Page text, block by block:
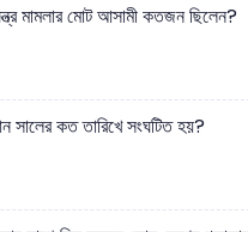
মামলার মোট আসামী কতজন ছিলেন?
সালের কত তারিখে সংঘটিত হয়?